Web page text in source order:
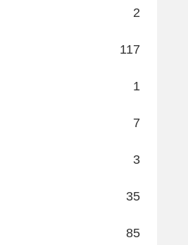
2
117
1
7
3
35
85